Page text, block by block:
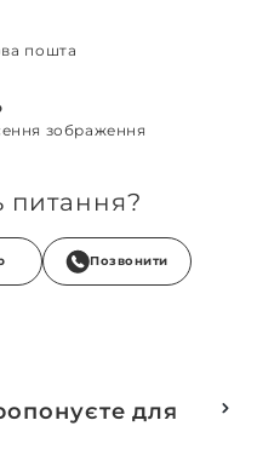
пошта
зображення
Позвонити
для